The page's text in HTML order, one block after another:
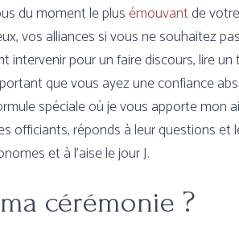
du moment le plusémouvantde
vos alliances si vous ne souhaitez
pour un faire discours, lire
que vous ayez une confiance
spéciale où je vous apporte mon
officiants, réponds à leur questions et
et à l’aise le jour J.
cérémonie ?